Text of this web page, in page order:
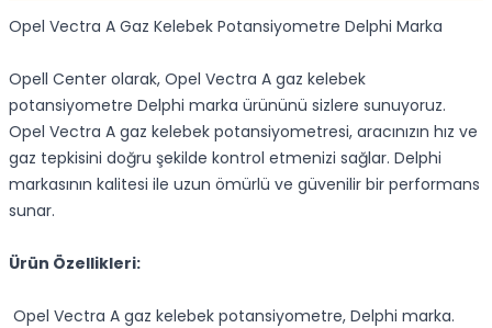
Opel Vectra A Gaz Kelebek Potansiyometre Delphi Marka
Opell Center olarak, Opel Vectra A gaz kelebek
potansiyometre Delphi marka ürününü sizlere sunuyoruz.
Opel Vectra A gaz kelebek potansiyometresi, aracınızın hız ve
gaz tepkisini doğru şekilde kontrol etmenizi sağlar. Delphi
markasının kalitesi ile uzun ömürlü ve güvenilir bir performans
sunar.
Ürün Özellikleri:
Opel Vectra A gaz kelebek potansiyometre, Delphi marka.